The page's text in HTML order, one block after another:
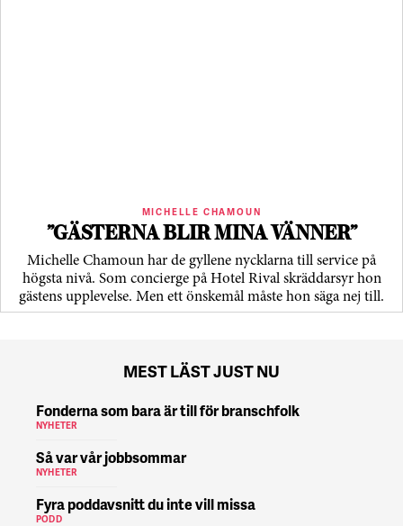
MICHELLE CHAMOUN
”GÄSTERNA BLIR MINA VÄNNER”
Michelle Chamoun har de gyllene nycklarna till service på
högsta nivå. Som concierge på Hotel Rival skräddarsyr hon
gästens upp­levelse. Men ett önskemål måste hon säga nej till.
MEST LÄST JUST NU
Fonderna som bara är till för branschfolk
NYHETER
Så var vår jobbsommar
NYHETER
Fyra poddavsnitt du inte vill missa
PODD